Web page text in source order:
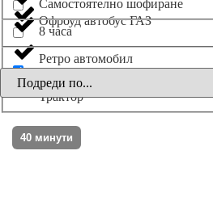
Офроуд автобус ГАЗ
Ретро автомобил
Трактор
8 часа
Самостоятелно шофиране
40 минути